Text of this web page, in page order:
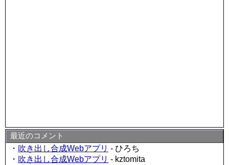
最近のコメント
・ 吹き出し合成Webアプリ - ひろち
・ 吹き出し合成Webアプリ - kztomita